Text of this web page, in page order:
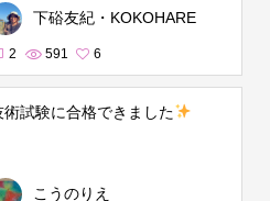
下硲友紀・KOKOHARE
2 591 6
術試験に合格できました
こうのりえ